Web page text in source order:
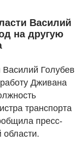
Василий
на другую
Василий Голубев
Дживана
транспорта
пресс-
области.